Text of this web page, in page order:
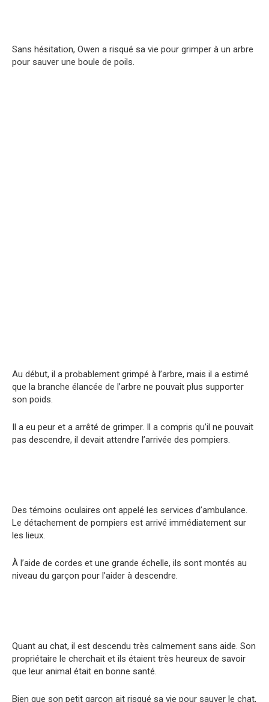
Sans hésitation, Owen a risqué sa vie pour grimper à un arbre
pour sauver une boule de poils.
Au début, il a probablement grimpé à l’arbre, mais il a estimé
que la branche élancée de l’arbre ne pouvait plus supporter
son poids.
Il a eu peur et a arrêté de grimper. Il a compris qu’il ne pouvait
pas descendre, il devait attendre l’arrivée des pompiers.
Des témoins oculaires ont appelé les services d’ambulance.
Le détachement de pompiers est arrivé immédiatement sur
les lieux.
À l’aide de cordes et une grande échelle, ils sont montés au
niveau du garçon pour l’aider à descendre.
Quant au chat, il est descendu très calmement sans aide. Son
propriétaire le cherchait et ils étaient très heureux de savoir
que leur animal était en bonne santé.
Bien que son petit garçon ait risqué sa vie pour sauver le chat,